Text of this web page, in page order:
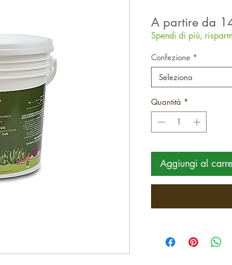
A partire da
Spendi di più,
Confezione *
Seleziona
Quantità *
Aggiungi al